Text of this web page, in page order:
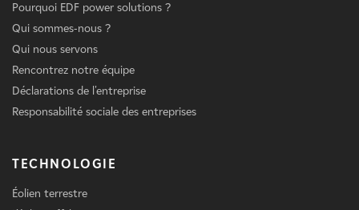
Pourquoi EDF power solutions ?
Qui sommes-nous ?
Qui nous servons
Rencontrez notre équipe
Déclarations de l'entreprise
Responsabilité sociale des entreprises
TECHNOLOGIE
Éolien terrestre